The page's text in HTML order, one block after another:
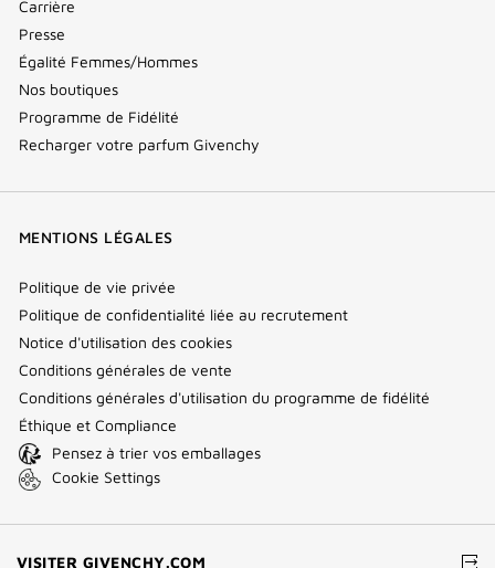
Carrière
Presse
Égalité Femmes/Hommes
Nos boutiques
Programme de Fidélité
Recharger votre parfum Givenchy
MENTIONS LÉGALES
Politique de vie privée
Politique de confidentialité liée au recrutement
Notice d'utilisation des cookies
Conditions générales de vente
Conditions générales d'utilisation du programme de fidélité
Éthique et Compliance
Pensez à trier vos emballages
Cookie Settings
VISITER GIVENCHY.COM